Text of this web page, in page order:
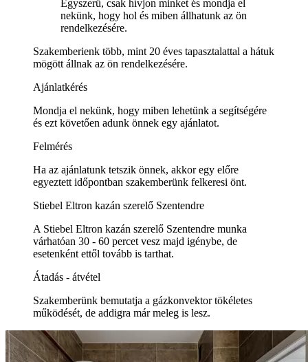
Egyszerű, csak hívjon minket és mondja el
nekünk, hogy hol és miben állhatunk az ön
rendelkezésére.
Szakemberienk több, mint 20 éves tapasztalattal a hátuk
mögött állnak az ön rendelkezésére.
Ajánlatkérés
Mondja el nekünk, hogy miben lehetünk a segítségére
és ezt követően adunk önnek egy ajánlatot.
Felmérés
Ha az ajánlatunk tetszik önnek, akkor egy előre
egyeztett időpontban szakemberünk felkeresi önt.
Stiebel Eltron kazán szerelő Szentendre
A Stiebel Eltron kazán szerelő Szentendre munka
várhatóan 30 - 60 percet vesz majd igénybe, de
esetenként ettől tovább is tarthat.
Átadás - átvétel
Szakemberünk bemutatja a gázkonvektor tökéletes
működését, de addigra már meleg is lesz.